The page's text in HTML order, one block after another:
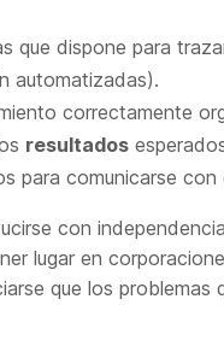
que dispone para
automatizadas).
correctamente
resultados
para comunicarse
con
lugar en
que los problemas